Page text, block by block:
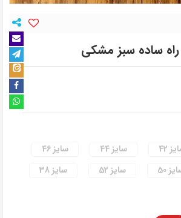
راه ساده سبز مشکی
42 سایز 44
سایز 46
50 سایز 52 سایز 38